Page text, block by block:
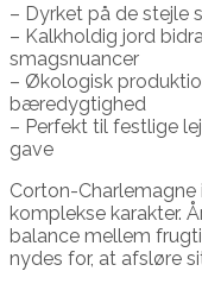
– Dyrket på de stejle
– Kalkholdig jord
smagsnuancer
– Økologisk
bæredygtighed
– Perfekt til festlige
gave
Corton-
komplekse karakter.
balance mellem
nydes for, at afsløre